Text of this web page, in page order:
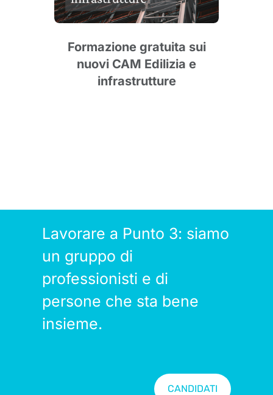
Formazione gratuita sui
nuovi CAM Edilizia e
infrastrutture
Lavorare a Punto 3: siamo
un gruppo di
professionisti e di
persone che sta bene
insieme.
CANDIDATI